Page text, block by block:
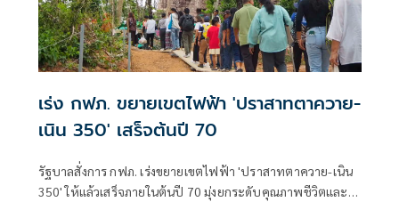
เร่ง กฟภ. ขยายเขตไฟฟ้า 'ปราสาทตาควาย-
เนิน 350' เสร็จต้นปี 70
รัฐบาลสั่งการ กฟภ. เร่งขยายเขตไฟฟ้า 'ปราสาทตาควาย-เนิน
350' ให้แล้วเสร็จภายในต้นปี 70 มุ่งยกระดับคุณภาพชีวิตและ